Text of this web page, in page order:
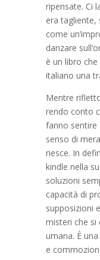
ripensate. Ci
era tagliente,
come
danzare
è un libro
italiano una
Mentre
rendo conto
fanno sentire
senso di
riesce. In
kindle nella
soluzioni
capacità di
supposizioni
misteri che si
umana. È
e